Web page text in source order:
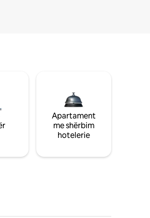
Apartament
me shërbim
hotelerie